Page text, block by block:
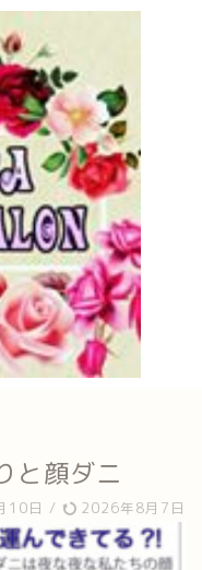
と顔ダニ
10日 / 2026年8月7日